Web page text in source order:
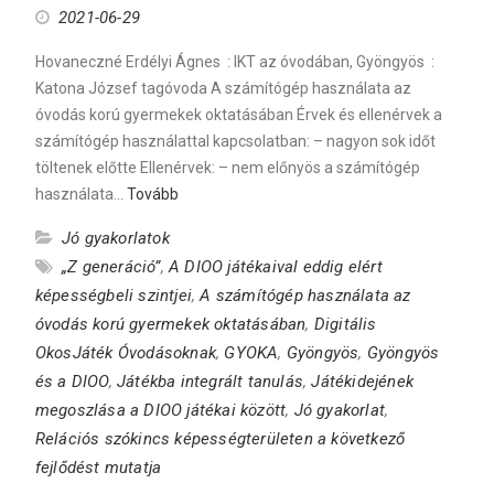
2021-06-29
Hovaneczné Erdélyi Ágnes : IKT az óvodában, Gyöngyös :
Katona József tagóvoda A számítógép használata az
óvodás korú gyermekek oktatásában Érvek és ellenérvek a
számítógép használattal kapcsolatban: – nagyon sok időt
töltenek előtte Ellenérvek: – nem előnyös a számítógép
használata… Tovább
Jó gyakorlatok
„Z generáció”,A DIOO játékaival eddig elért
képességbeli szintjei,A számítógép használata az
óvodás korú gyermekek oktatásában, Digitális
OkosJáték Óvodásoknak, GYOKA, Gyöngyös, Gyöngyös
és a DIOO, Játékba integrált tanulás,Játékidejének
megoszlása a DIOO játékai között, Jó gyakorlat,
Relációs szókincs képességterületen a következő
fejlődést mutatja